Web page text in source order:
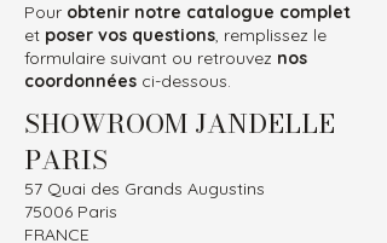
Pour obtenir notre catalogue complet
et poser vos questions, remplissez le
formulaire suivant ou retrouvez nos
coordonnées ci-dessous.
SHOWROOM JANDELLE
PARIS
57 Quai des Grands Augustins
75006 Paris
FRANCE